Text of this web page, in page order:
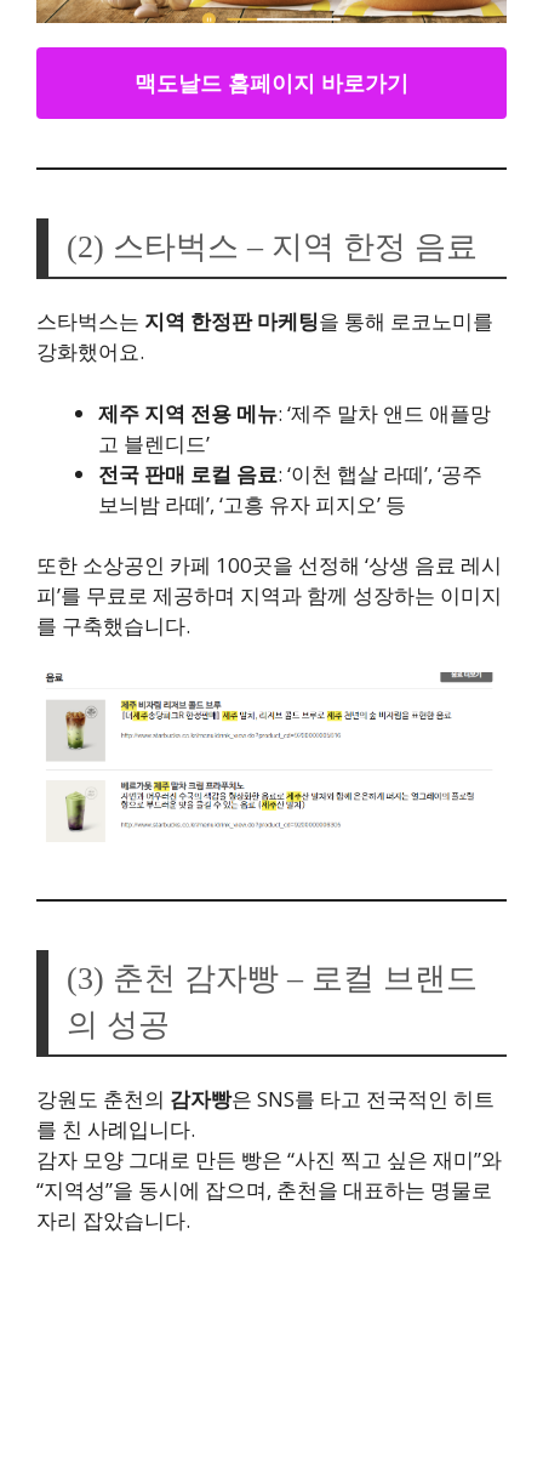
맥도날드 홈페이지 바로가기
(2) 스타벅스 – 지역 한정 음료
스타벅스는 지역 한정판 마케팅을 통해 로코노미를
강화했어요.
제주 지역 전용 메뉴: ‘제주 말차 앤드 애플망
고 블렌디드’
전국 판매 로컬 음료: ‘이천 햅살 라떼’, ‘공주
보늬밤 라떼’, ‘고흥 유자 피지오’ 등
또한 소상공인 카페 100곳을 선정해 ‘상생 음료 레시
피’를 무료로 제공하며 지역과 함께 성장하는 이미지
를 구축했습니다.
(3) 춘천 감자빵 – 로컬 브랜드
의 성공
강원도 춘천의 감자빵은 SNS를 타고 전국적인 히트
를 친 사례입니다.
감자 모양 그대로 만든 빵은 “사진 찍고 싶은 재미”와
“지역성”을 동시에 잡으며, 춘천을 대표하는 명물로
자리 잡았습니다.